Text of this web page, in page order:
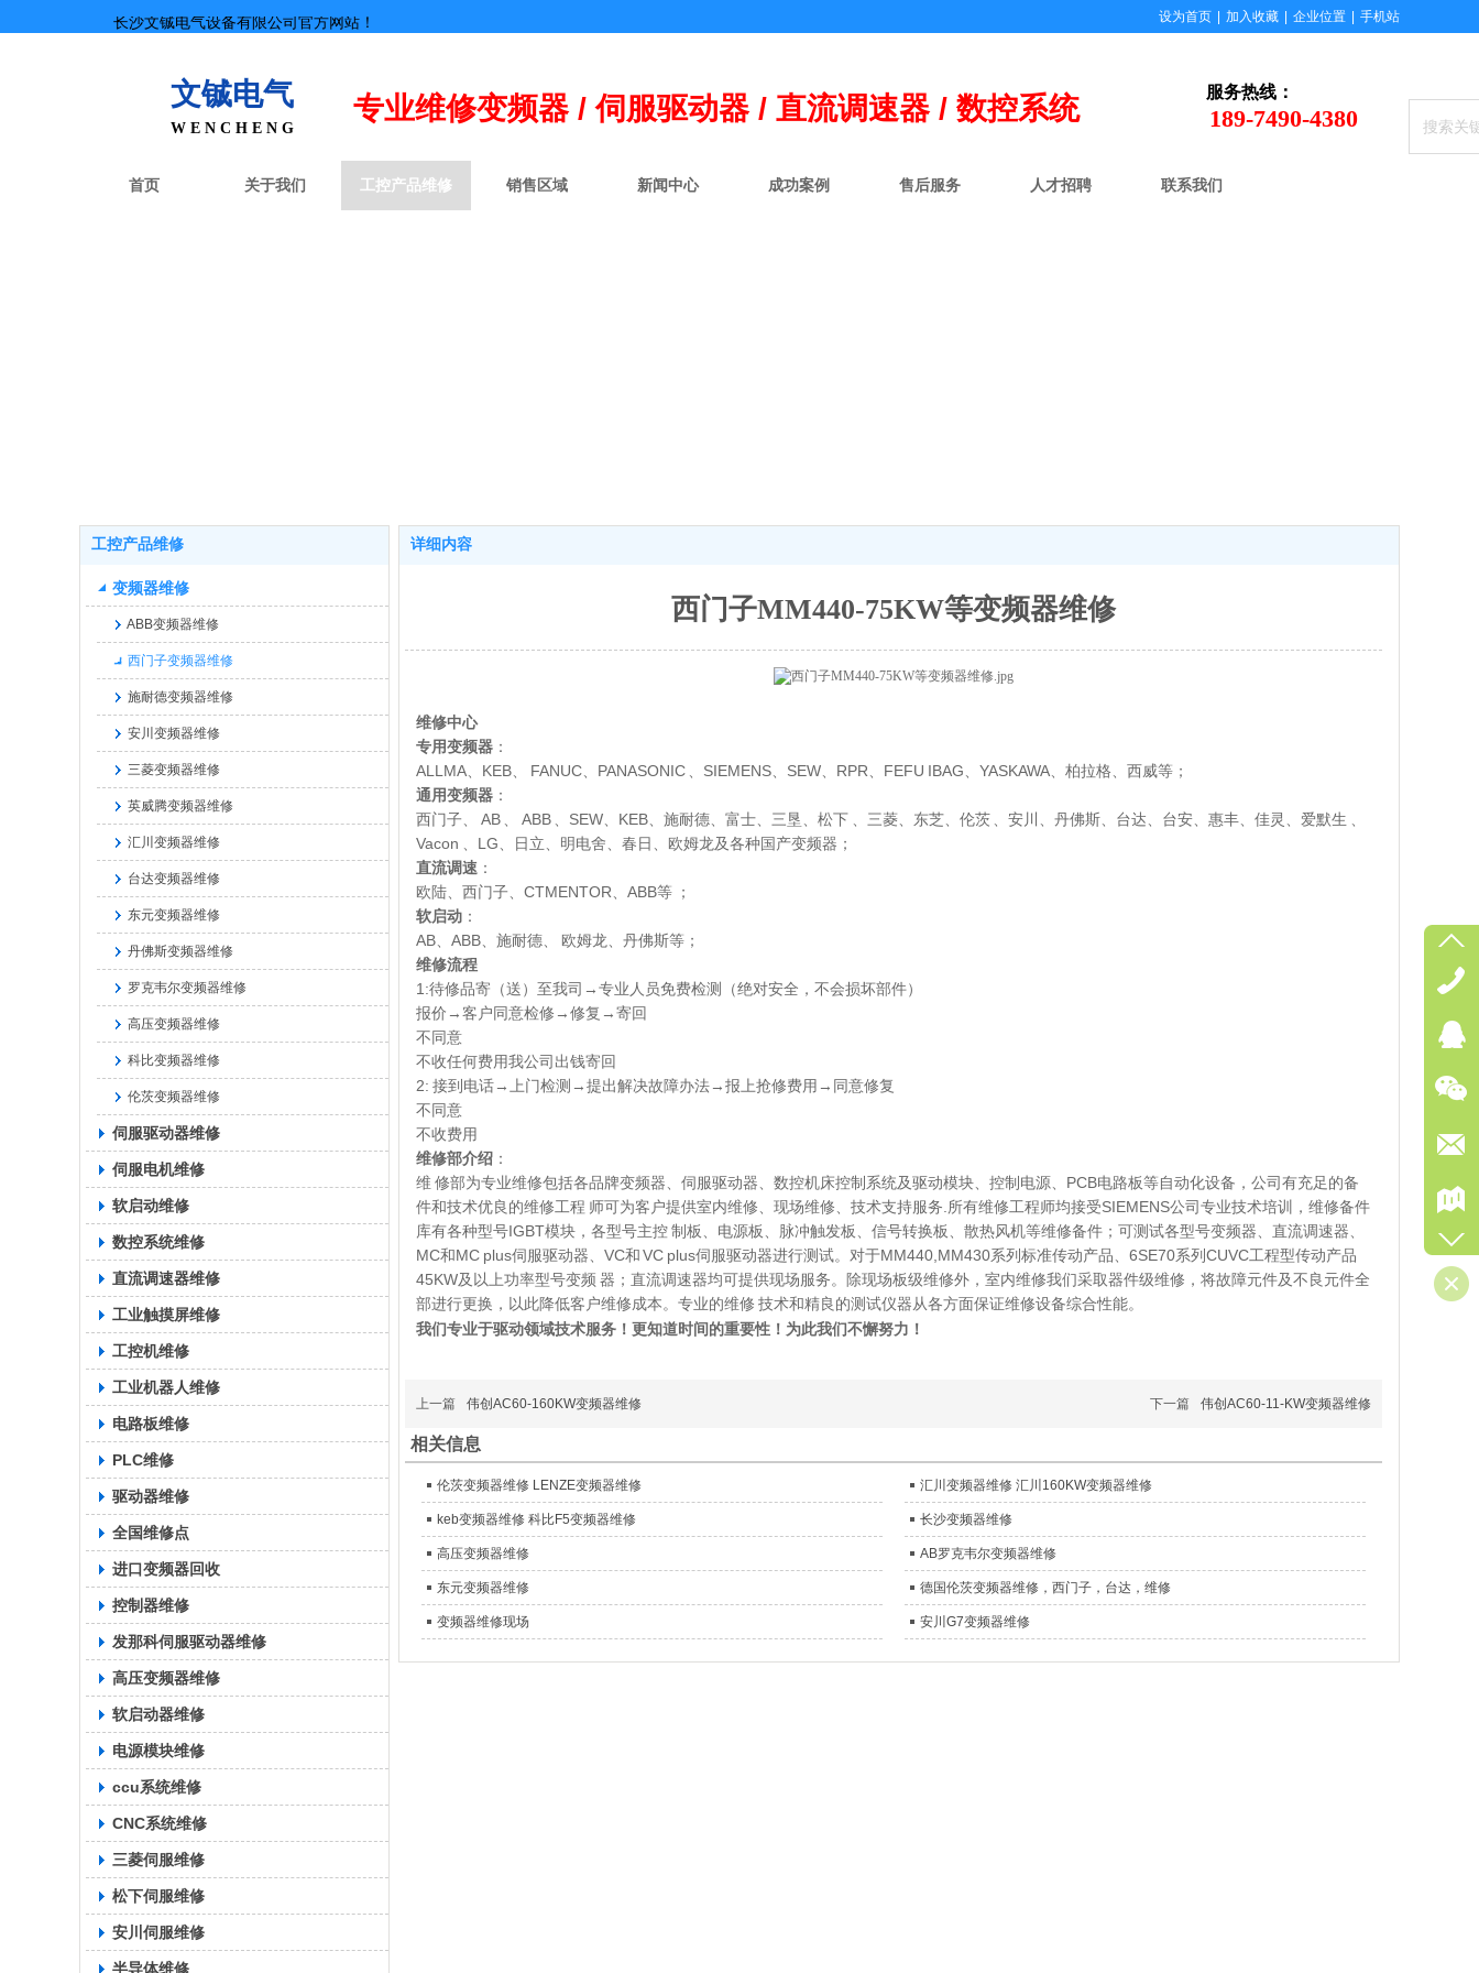
服务热线：
189-7490-4380
专业维修变频器 / 伺服驱动器 / 直流调速器 / 数控系统
长沙文铖电气设备有限公司官方网站！
文铖电气
W E N C H E N G
首页 关于我们 工控产品维修 销售区域 新闻中心 成功案例 售后服务 人才招聘 联系我们
设为首页 加入收藏 企业位置 手机站
工控产品维修
变频器维修
ABB变频器维修
西门子变频器维修
施耐德变频器维修
安川变频器维修
三菱变频器维修
英威腾变频器维修
汇川变频器维修
台达变频器维修
东元变频器维修
丹佛斯变频器维修
罗克韦尔变频器维修
高压变频器维修
科比变频器维修
伦茨变频器维修
伺服驱动器维修
伺服电机维修
软启动维修
数控系统维修
直流调速器维修
工业触摸屏维修
工控机维修
工业机器人维修
电路板维修
PLC维修
驱动器维修
全国维修点
进口变频器回收
控制器维修
发那科伺服驱动器维修
高压变频器维修
软启动器维修
电源模块维修
ccu系统维修
CNC系统维修
三菱伺服维修
松下伺服维修
安川伺服维修
半导体维修
详细内容
西门子MM440-75KW等变频器维修
维修中心
专用变频器 ：
ALLMA、KEB、 FANUC、PANASONIC 、SIEMENS、SEW、RPR、FEFU IBAG、YASKAWA、柏拉格、西威等；
通用变频器 ：
西门子、 AB 、 ABB 、SEW、KEB、施耐德、富士、三垦、松下 、三菱、东芝、伦茨 、安川、丹佛斯、台达、台安、惠丰、佳灵、爱默生 、
Vacon 、LG、日立、明电舍、春日、欧姆龙及各种国产变频器；
直流调速 ：
欧陆、西门子、CTMENTOR、ABB等 ；
软启动 ：
AB、ABB、施耐德、 欧姆龙、丹佛斯等；
维修流程
1:待修品寄（送）至我司→专业人员免费检测（绝对安全，不会损坏部件）
报价→客户同意检修→修复→寄回
不同意
不收任何费用我公司出钱寄回
2: 接到电话→上门检测→提出解决故障办法→报上抢修费用→同意修复
不同意
不收费用
维修部介绍 ：
维 修部为专业维修包括各品牌变频器、伺服驱动器、数控机床控制系统及驱动模块、控制电源、PCB电路板等自动化设备，公司有充足的备
件和技术优良的维修工程 师可为客户提供室内维修、现场维修、技术支持服务.所有维修工程师均接受SIEMENS公司专业技术培训，维修备件
库有各种型号IGBT模块，各型号主控 制板、电源板、脉冲触发板、信号转换板、散热风机等维修备件；可测试各型号变频器、直流调速器、
MC和MC plus伺服驱动器、VC和 VC plus伺服驱动器进行测试。对于MM440,MM430系列标准传动产品、6SE70系列CUVC工程型传动产品
45KW及以上功率型号变频 器；直流调速器均可提供现场服务。除现场板级维修外，室内维修我们采取器件级维修，将故障元件及不良元件全
部进行更换，以此降低客户维修成本。专业的维修 技术和精良的测试仪器从各方面保证维修设备综合性能。
我们专业于驱动领域技术服务！更知道时间的重要性！为此我们不懈努力！
上一篇 伟创AC60-160KW变频器维修 下一篇 伟创AC60-11-KW变频器维修
相关信息
伦茨变频器维修 LENZE变频器维修 汇川变频器维修 汇川160KW变频器维修
keb变频器维修 科比F5变频器维修 长沙变频器维修
高压变频器维修 AB罗克韦尔变频器维修
东元变频器维修 德国伦茨变频器维修，西门子，台达，维修
变频器维修现场 安川G7变频器维修